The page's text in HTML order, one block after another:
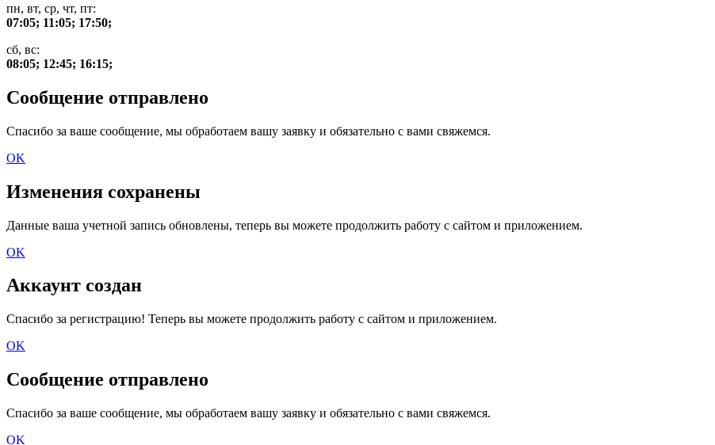
пн, вт, ср, чт, пт:
07:05; 11:05; 17:50;
сб, вс:
08:05; 12:45; 16:15;
Сообщение отправлено
Спасибо за ваше сообщение, мы обработаем вашу заявку и обязательно с вами свяжемся.
OK
Изменения сохранены
Данные ваша учетной запись обновлены, теперь вы можете продолжить работу с сайтом и приложением.
OK
Аккаунт создан
Спасибо за регистрацию! Теперь вы можете продолжить работу с сайтом и приложением.
OK
Сообщение отправлено
Спасибо за ваше сообщение, мы обработаем вашу заявку и обязательно с вами свяжемся.
OK